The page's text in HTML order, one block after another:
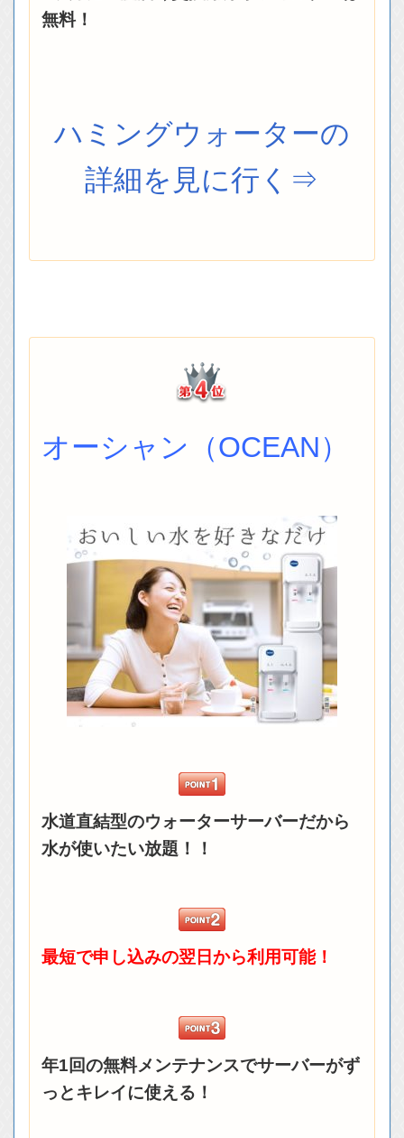
無料！
ハミングウォーターの
詳細を見に行く⇒
オーシャン（OCEAN）
水道直結型のウォーターサーバーだから
水が使いたい放題！！
最短で申し込みの翌日から利用可能！
年1回の無料メンテナンスでサーバーがず
っとキレイに使える！